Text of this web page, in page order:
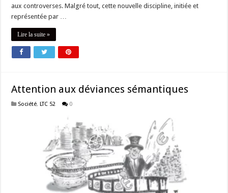
aux controverses. Malgré tout, cette nouvelle discipline, initiée et
représentée par …
Lire la suite »
Attention aux déviances sémantiques
Société, LTC 52 0